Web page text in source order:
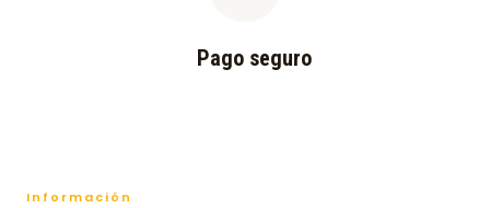
Pago seguro
Información